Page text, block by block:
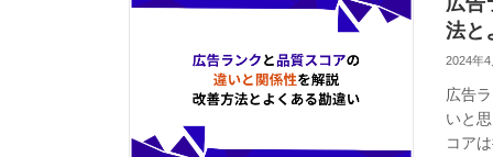
法と
2024年
広告
いと
コア